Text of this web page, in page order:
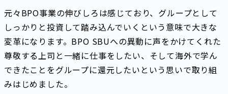
元々BPO事業の伸びしろは感じており、グループとして
しっかりと投資して踏み込んでいくという意味で大きな
変革になります。BPO SBUへの異動に声をかけてくれた
尊敬する上司と一緒に仕事をしたい、そして海外で学ん
できたことをグループに還元したいという思いで取り組
みはじめました。